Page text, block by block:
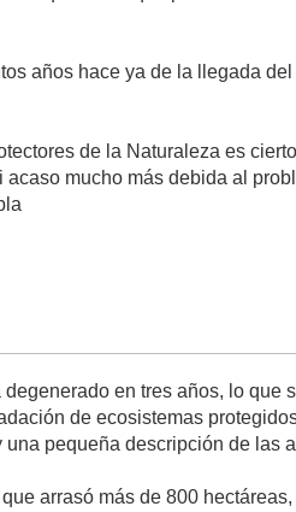
años hace ya de la llegada
de la Naturaleza es
acaso mucho más debida al
en tres años, lo
de ecosistemas
pequeña descripción de las
arrasó más de 800